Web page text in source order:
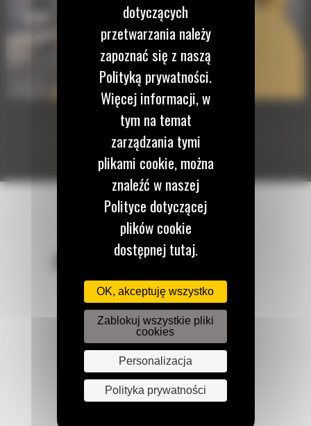
POZOSTAŃMY W KONTAKCIE
Zadzwoń do nas
122 100 122
dotyczących
przetwarzania należy
zapoznać się z naszą
Polityką prywatności.
Więcej informacji, w
tym na temat
zarządzania tymi
plikami cookie, można
znaleźć w naszej
Polityce dotyczącej
plików cookie
dostępnej tutaj.
OK, akceptuję wszystko
Zablokuj wszystkie pliki
cookies
Personalizacja
Polityka prywatności